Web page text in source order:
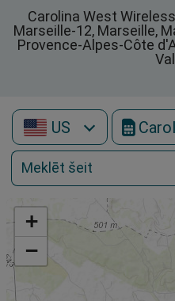
Carolina West
Marseille-12, Marseille,
Provence-Alpes-Côte
US
+
−